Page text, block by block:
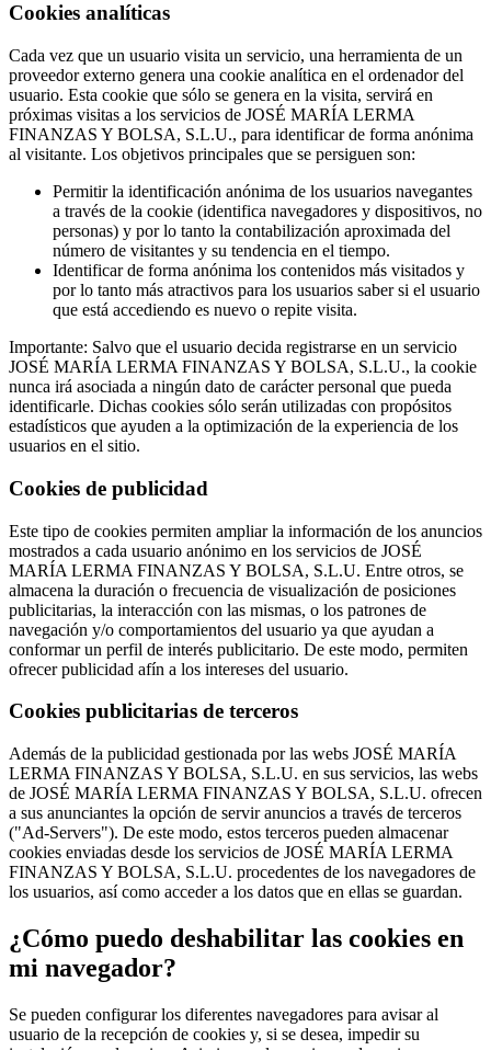
Cookies analíticas
Cada vez que un usuario visita un servicio, una herramienta de un
proveedor externo genera una cookie analítica en el ordenador del
usuario. Esta cookie que sólo se genera en la visita, servirá en
próximas visitas a los servicios de JOSÉ MARÍA LERMA
FINANZAS Y BOLSA, S.L.U., para identificar de forma anónima
al visitante. Los objetivos principales que se persiguen son:
Permitir la identificación anónima de los usuarios navegantes
a través de la cookie (identifica navegadores y dispositivos, no
personas) y por lo tanto la contabilización aproximada del
número de visitantes y su tendencia en el tiempo.
Identificar de forma anónima los contenidos más visitados y
por lo tanto más atractivos para los usuarios saber si el usuario
que está accediendo es nuevo o repite visita.
Importante: Salvo que el usuario decida registrarse en un servicio
JOSÉ MARÍA LERMA FINANZAS Y BOLSA, S.L.U., la cookie
nunca irá asociada a ningún dato de carácter personal que pueda
identificarle. Dichas cookies sólo serán utilizadas con propósitos
estadísticos que ayuden a la optimización de la experiencia de los
usuarios en el sitio.
Cookies de publicidad
Este tipo de cookies permiten ampliar la información de los anuncios
mostrados a cada usuario anónimo en los servicios de JOSÉ
MARÍA LERMA FINANZAS Y BOLSA, S.L.U. Entre otros, se
almacena la duración o frecuencia de visualización de posiciones
publicitarias, la interacción con las mismas, o los patrones de
navegación y/o comportamientos del usuario ya que ayudan a
conformar un perfil de interés publicitario. De este modo, permiten
ofrecer publicidad afín a los intereses del usuario.
Cookies publicitarias de terceros
Además de la publicidad gestionada por las webs JOSÉ MARÍA
LERMA FINANZAS Y BOLSA, S.L.U. en sus servicios, las webs
de JOSÉ MARÍA LERMA FINANZAS Y BOLSA, S.L.U. ofrecen
a sus anunciantes la opción de servir anuncios a través de terceros
("Ad-Servers"). De este modo, estos terceros pueden almacenar
cookies enviadas desde los servicios de JOSÉ MARÍA LERMA
FINANZAS Y BOLSA, S.L.U. procedentes de los navegadores de
los usuarios, así como acceder a los datos que en ellas se guardan.
¿Cómo puedo deshabilitar las cookies en
mi navegador?
Se pueden configurar los diferentes navegadores para avisar al
usuario de la recepción de cookies y, si se desea, impedir su